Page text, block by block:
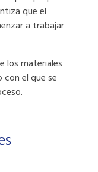
que el
a trabajar
los materiales
el que se